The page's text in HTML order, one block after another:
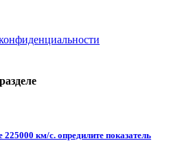
225000 км/с. опредилите показатель